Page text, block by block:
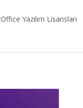
Office Yazılım Lisansları